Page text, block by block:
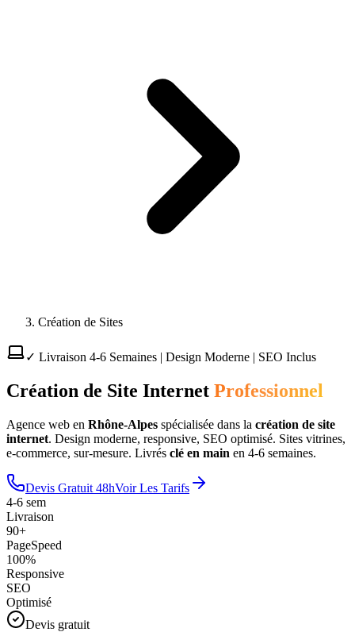
Création de Sites
✓ Livraison 4-6 Semaines | Design Moderne | SEO Inclus
Création de Site Internet Professionnel
Agence web en Rhône-Alpes spécialisée dans la création de site
internet. Design moderne, responsive, SEO optimisé. Sites vitrines,
e-commerce, sur-mesure. Livrés clé en main en 4-6 semaines.
Devis Gratuit 48hVoir Les Tarifs
4-6 sem
Livraison
90+
PageSpeed
100%
Responsive
SEO
Optimisé
Devis gratuit